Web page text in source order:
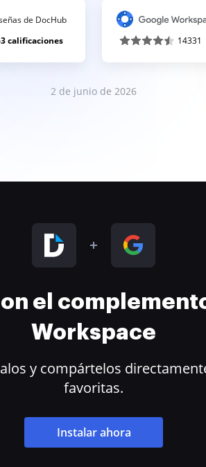
de DocHub
calificaciones
14331
2 de junio de 2026
el
Workspace
y compártelos
favoritas.
Instalar ahora